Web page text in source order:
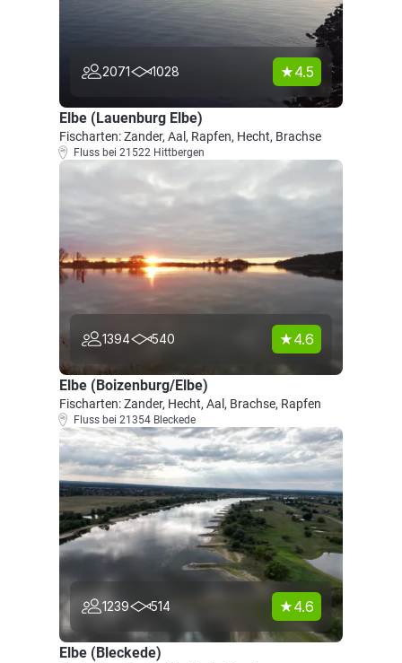
2071 1028 4.5
Elbe (Lauenburg Elbe)
Fischarten: Zander, Aal, Rapfen, Hecht, Brachse
Fluss bei 21522 Hittbergen
1394 540 4.6
Elbe (Boizenburg/Elbe)
Fischarten: Zander, Hecht, Aal, Brachse, Rapfen
Fluss bei 21354 Bleckede
1239 514 4.6
Elbe (Bleckede)